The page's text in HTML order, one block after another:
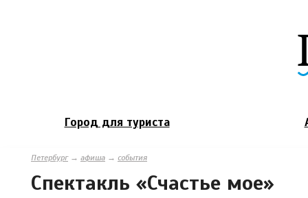
Город для туриста
Петербург→ афиша → события
Спектакль «Счастье мое»